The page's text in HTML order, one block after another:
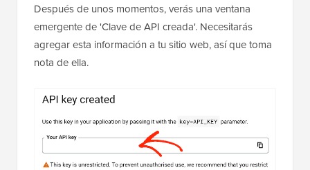
Después de unos momentos, verás una ventana
emergente de 'Clave de API creada'. Necesitarás
agregar esta información a tu sitio web, así que toma
nota de ella.